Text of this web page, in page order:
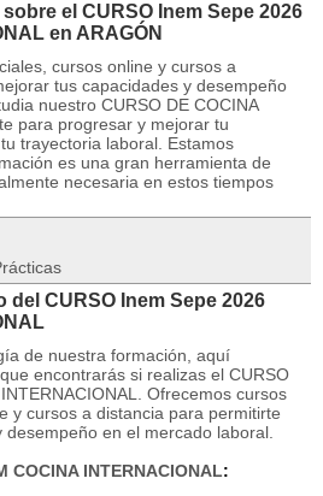
el CURSO Inem Sepe 2026
en ARAGÓN
cursos online y cursos a
tus capacidades y desempeño
nuestro CURSO DE COCINA
para progresar y mejorar tu
trayectoria laboral. Estamos
es una gran herramienta de
necesaria en estos tiempos
del CURSO Inem Sepe 2026
de nuestra formación, aquí
encontrarás si realizas el CURSO
Ofrecemos cursos
y cursos a distancia para permitirte
en el mercado laboral.
COCINA INTERNACIONAL: